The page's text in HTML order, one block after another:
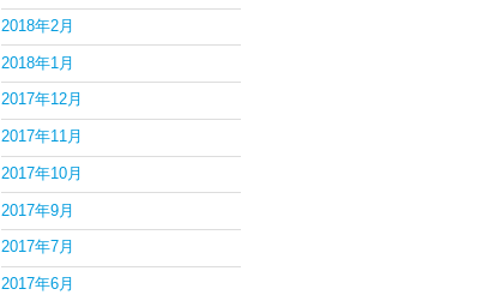
2018年2月
2018年1月
2017年12月
2017年11月
2017年10月
2017年9月
2017年7月
2017年6月